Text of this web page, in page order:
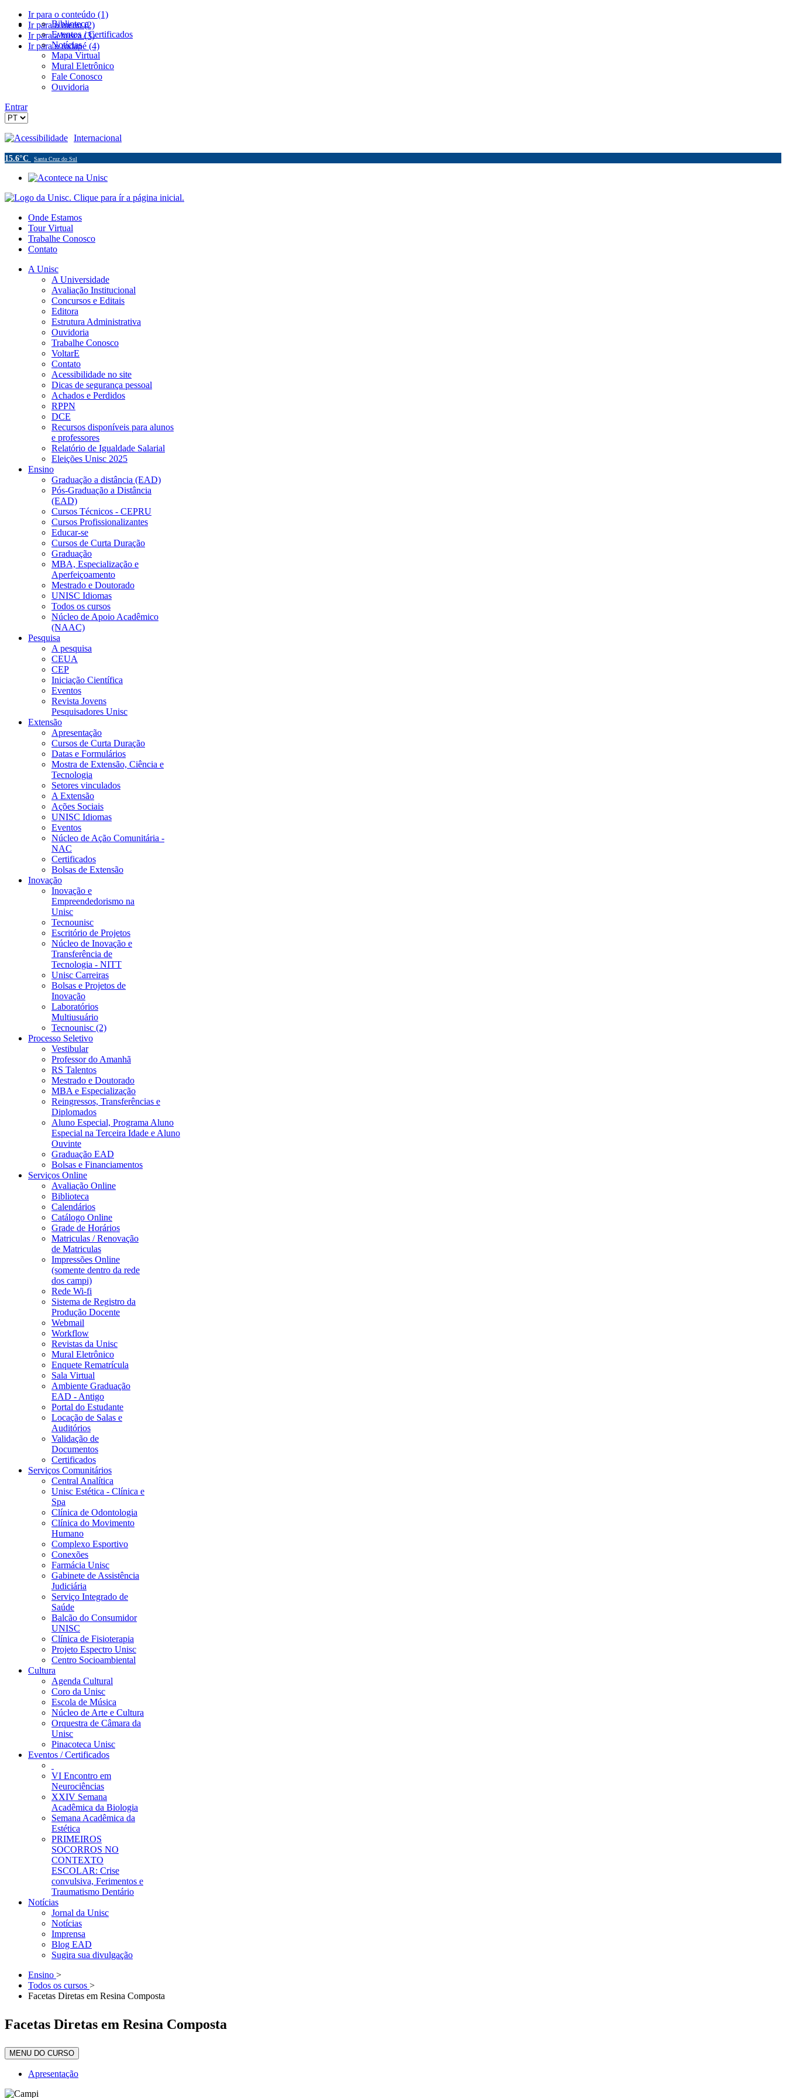
Ir para o conteúdo (1)
Ir para o menu (2)
Ir para a busca (3)
Ir para o rodapé (4)
Biblioteca
Eventos / Certificados
Notícias
Mapa Virtual
Mural Eletrônico
Fale Conosco
Ouvidoria
Entrar
Acessibilidade Internacional
15.6°C Santa Cruz do Sul
Onde Estamos
Tour Virtual
Trabalhe Conosco
Contato
A Unisc
A Universidade
Avaliação Institucional
Concursos e Editais
Editora
Estrutura Administrativa
Ouvidoria
Trabalhe Conosco
VoltarE
Contato
Acessibilidade no site
Dicas de segurança pessoal
Achados e Perdidos
RPPN
DCE
Recursos disponíveis para alunos
e professores
Relatório de Igualdade Salarial
Eleições Unisc 2025
Ensino
Graduação a distância (EAD)
Pós-Graduação a Distância
(EAD)
Cursos Técnicos - CEPRU
Cursos Profissionalizantes
Educar-se
Cursos de Curta Duração
Graduação
MBA, Especialização e
Aperfeiçoamento
Mestrado e Doutorado
UNISC Idiomas
Todos os cursos
Núcleo de Apoio Acadêmico
(NAAC)
Pesquisa
A pesquisa
CEUA
CEP
Iniciação Científica
Eventos
Revista Jovens
Pesquisadores Unisc
Extensão
Apresentação
Cursos de Curta Duração
Datas e Formulários
Mostra de Extensão, Ciência e
Tecnologia
Setores vinculados
A Extensão
Ações Sociais
UNISC Idiomas
Eventos
Núcleo de Ação Comunitária -
NAC
Certificados
Bolsas de Extensão
Inovação
Inovação e
Empreendedorismo na
Unisc
Tecnounisc
Escritório de Projetos
Núcleo de Inovação e
Transferência de
Tecnologia - NITT
Unisc Carreiras
Bolsas e Projetos de
Inovação
Laboratórios
Multiusuário
Tecnounisc (2)
Processo Seletivo
Vestibular
Professor do Amanhã
RS Talentos
Mestrado e Doutorado
MBA e Especialização
Reingressos, Transferências e
Diplomados
Aluno Especial, Programa Aluno
Especial na Terceira Idade e Aluno
Ouvinte
Graduação EAD
Bolsas e Financiamentos
Serviços Online
Avaliação Online
Biblioteca
Calendários
Catálogo Online
Grade de Horários
Matriculas / Renovação
de Matriculas
Impressões Online
(somente dentro da rede
dos campi)
Rede Wi-fi
Sistema de Registro da
Produção Docente
Webmail
Workflow
Revistas da Unisc
Mural Eletrônico
Enquete Rematrícula
Sala Virtual
Ambiente Graduação
EAD - Antigo
Portal do Estudante
Locação de Salas e
Auditórios
Validação de
Documentos
Certificados
Serviços Comunitários
Central Analítica
Unisc Estética - Clínica e
Spa
Clínica de Odontologia
Clínica do Movimento
Humano
Complexo Esportivo
Conexões
Farmácia Unisc
Gabinete de Assistência
Judiciária
Serviço Integrado de
Saúde
Balcão do Consumidor
UNISC
Clínica de Fisioterapia
Projeto Espectro Unisc
Centro Socioambiental
Cultura
Agenda Cultural
Coro da Unisc
Escola de Música
Núcleo de Arte e Cultura
Orquestra de Câmara da
Unisc
Pinacoteca Unisc
Eventos / Certificados
VI Encontro em
Neurociências
XXIV Semana
Acadêmica da Biologia
Semana Acadêmica da
Estética
PRIMEIROS
SOCORROS NO
CONTEXTO
ESCOLAR: Crise
convulsiva, Ferimentos e
Traumatismo Dentário
Notícias
Jornal da Unisc
Notícias
Imprensa
Blog EAD
Sugira sua divulgação
Ensino >
Todos os cursos >
Facetas Diretas em Resina Composta
Facetas Diretas em Resina Composta
MENU DO CURSO
Apresentação